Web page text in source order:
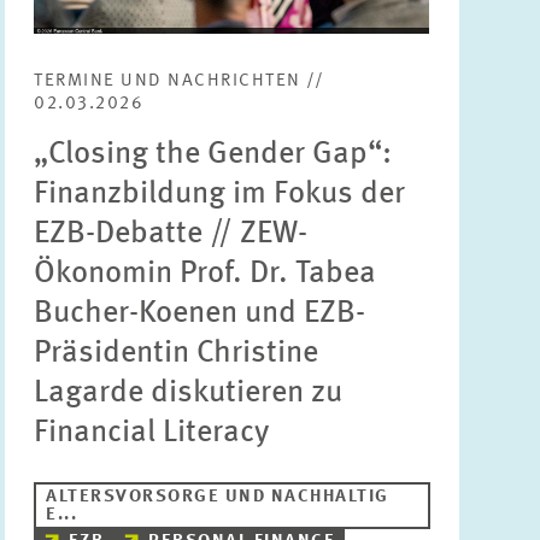
Themen
Bitte wählen
Schlagworte
ZURÜCKSETZEN
TERMINE UND NACHRICHTEN //
02.03.2026
„Closing the Gender Gap“:
Finanzbildung im Fokus der
EZB-Debatte // ZEW-
Ökonomin Prof. Dr. Tabea
Bucher-Koenen und EZB-
Präsidentin Christine
Lagarde diskutieren zu
Financial Literacy
ALTERSVORSORGE UND NACHHALTIG
E...